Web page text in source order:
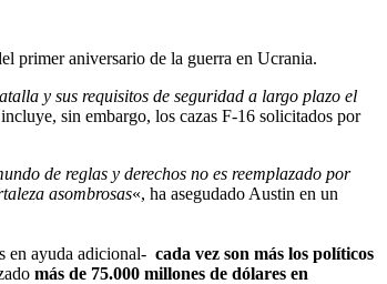
primer aniversario de la guerra en Ucrania.
y sus requisitos de seguridad a largo plazo el
sin embargo, los cazas F-16 solicitados por
de reglas y derechos no es reemplazado por
asombrosas«, ha asegudado Austin en un
en ayuda adicional- cada vez son más los políticos
más de 75.000 millones de dólares en